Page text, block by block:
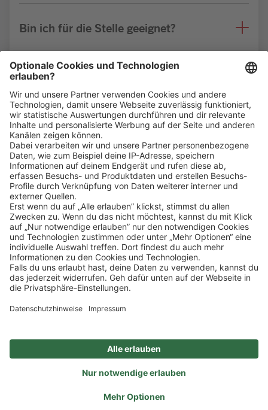
Bin ich für die Stelle geeignet?
Weitere FAQs
Klickehier, um alle offenen Jobs zu sehen.
Impressum Datenschutz
Privatsphäre-Einstellungen
FAQ
Veranstaltungen
Sitemap